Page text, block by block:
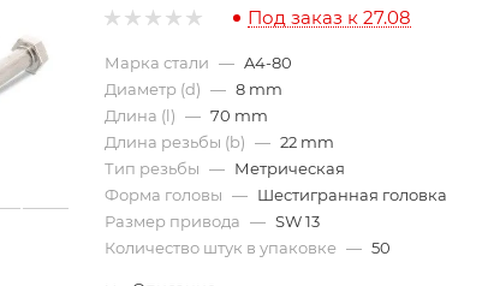
Под заказ к 27.08
Марка стали — A4-80
Диаметр (d) — 8 mm
Длина (l) — 70 mm
Длина резьбы (b) — 22 mm
Тип резьбы — Метрическая
Форма головы — Шестигранная головка
Размер привода — SW 13
Количество штук в упаковке — 50